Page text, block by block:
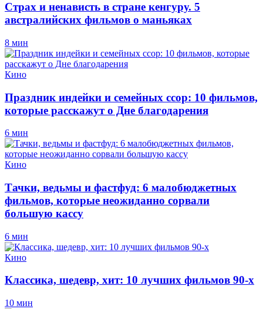
Страх и ненависть в стране кенгуру. 5
австралийских фильмов о маньяках
8 мин
Кино
Праздник индейки и семейных ссор: 10 фильмов,
которые расскажут о Дне благодарения
6 мин
Кино
Тачки, ведьмы и фастфуд: 6 малобюджетных
фильмов, которые неожиданно сорвали
большую кассу
6 мин
Кино
Классика, шедевр, хит: 10 лучших фильмов 90-х
10 мин